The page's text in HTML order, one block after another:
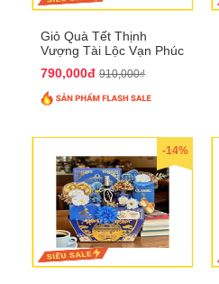
Giỏ Quà Tết Thịnh
Vượng Tài Lộc Vạn Phúc
790,000đ 910,000₫
-14%